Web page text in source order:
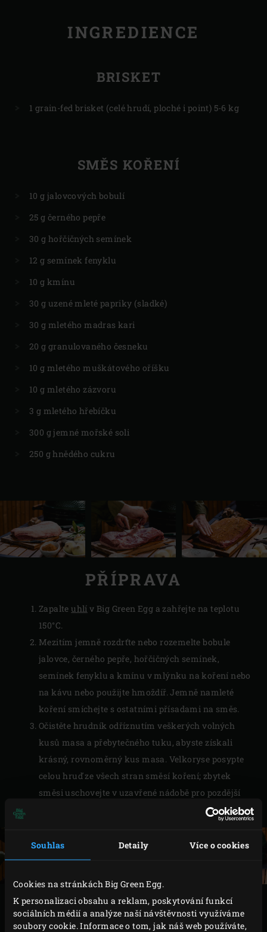
Souhlas Detaily Více o cookies
Cookies na stránkách Big Green Egg.
K personalizaci obsahu a reklam, poskytování funkcí
sociálních médií a analýze naší návštěvnosti využíváme
soubory cookie. Informace o tom, jak náš web používáte,
INGREDIENCE
BRISKET
1 grain-fed brisket (celé hrudí, ploché i point) 5-6 kg
SMĚS KOŘENÍ
10 g jalovcových bobulí
25 g černého pepře
30 g hořčičných semínek
12 g semínek fenyklu
10 g kmínu
30 g uzené mleté papriky (sladké)
30 g mletého madras kari
20 g granulovaného česneku
10 g mletého muškátového oříšku
10 g mletého zázvoru
3 g mletého hřebíčku
300 g jemné mořské soli
250 g hnědého cukru
PŘÍPRAVA
Zapalte uhlí v Big Green Egg a zahřejte na teplotu
150°C.
Mezitím jemně rozdrťte nebo rozemelte bobule
jalovce, černého pepře, hořčičných semínek,
semínek fenyklu a kmínu v mlýnku na koření nebo
na kávu nebo použijte hmoždíř. Jemně namleté
koření smíchejte s ostatními přísadami na směs.
Očistěte hrudník odříznutím veškerých volných
kusů masa a přebytečného tuku, abyste získali
krásný, rovnoměrný kus masa. Velkoryse posypte
celou hruď ze všech stran směsí koření; zbytek
směsi uschovejte v uzavřené nádobě pro pozdější
VAŘENÍ